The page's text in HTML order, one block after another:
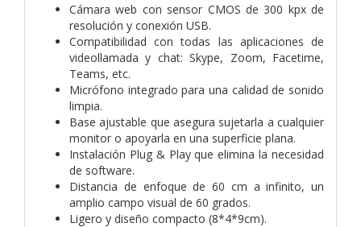
Cámara web con sensor CMOS de 300 kpx de
resolución y conexión USB.
Compatibilidad con todas las aplicaciones de
videollamada y chat: Skype, Zoom, Facetime,
Teams, etc.
Micrófono integrado para una calidad de sonido
limpia.
Base ajustable que asegura sujetarla a cualquier
monitor o apoyarla en una superficie plana.
Instalación Plug & Play que elimina la necesidad
de software.
Distancia de enfoque de 60 cm a infinito, un
amplio campo visual de 60 grados.
Ligero y diseño compacto (8*4*9cm).